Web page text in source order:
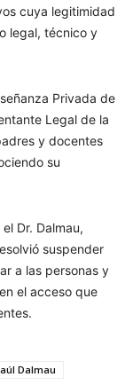
cuya legitimidad
legal, técnico y
Privada de
Legal de la
y docentes
su
Dr. Dalmau,
suspender
a las personas y
el acceso que
Dalmau